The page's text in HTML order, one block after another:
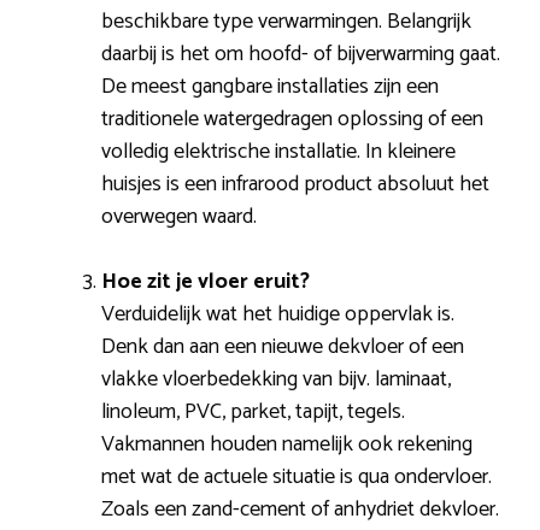
beschikbare type verwarmingen. Belangrijk
daarbij is het om hoofd- of bijverwarming gaat.
De meest gangbare installaties zijn een
traditionele watergedragen oplossing of een
volledig elektrische installatie. In kleinere
huisjes is een infrarood product absoluut het
overwegen waard.
Hoe zit je vloer eruit?
Verduidelijk wat het huidige oppervlak is.
Denk dan aan een nieuwe dekvloer of een
vlakke vloerbedekking van bijv. laminaat,
linoleum, PVC, parket, tapijt, tegels.
Vakmannen houden namelijk ook rekening
met wat de actuele situatie is qua ondervloer.
Zoals een zand-cement of anhydriet dekvloer.